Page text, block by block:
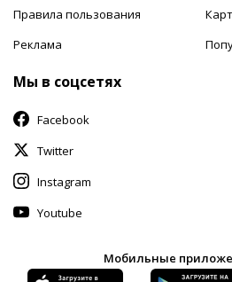
Правила пользования
Реклама
Мы в соцсетях
Facebook
Twitter
Instagram
Youtube
Мобильные